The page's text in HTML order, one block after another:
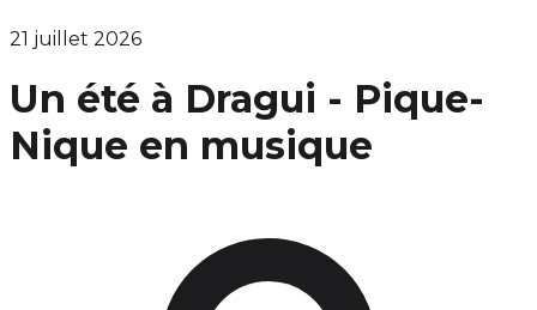
21 juillet 2026
Un été à Dragui - Pique-
Nique en musique